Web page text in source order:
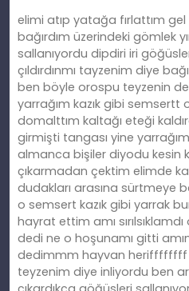
elimi atıp yatağa fırlattım
bağırdım üzerindeki gömlek
sallanıyordu dipdiri iri
çıldırdınmı tayzenim diye
ben böyle orospu teyzenin
yarrağım kazık gibi
domalttım kaltağı eteği
girmişti tangası yine
almanca bişiler diyodu kesin
çıkarmadan çektim elimde
dudakları arasına sürtmeye
o semsert kazık gibi yarrak
hayrat ettim amı
dedi ne o hoşunamı gitti
dedimmm hayvan heriffffffff
teyzenim diye inliyordu ben